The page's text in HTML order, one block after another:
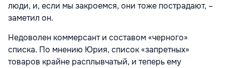
люди, и, если мы закроемся, они тоже пострадают, –
заметил он.
Недоволен коммерсант и составом «черного»
списка. По мнению Юрия, список «запретных»
товаров крайне расплывчатый, и теперь ему